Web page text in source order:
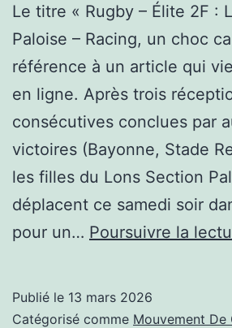
(disponible
Le titre « Rugby – Élite 2F :
Paloise – Racing, un choc
référence à un article qui
en ligne. Après trois
consécutives conclues par
victoires (Bayonne, Stade
les filles du Lons Section
déplacent ce samedi soir
pour un… Poursuivre la
Publié le 13 mars 2026
Catégorisé comme Mouvement De